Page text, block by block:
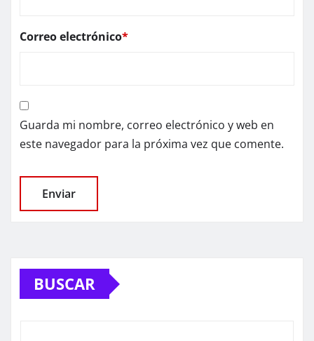
Correo electrónico*
Guarda mi nombre, correo electrónico y web en
este navegador para la próxima vez que comente.
BUSCAR